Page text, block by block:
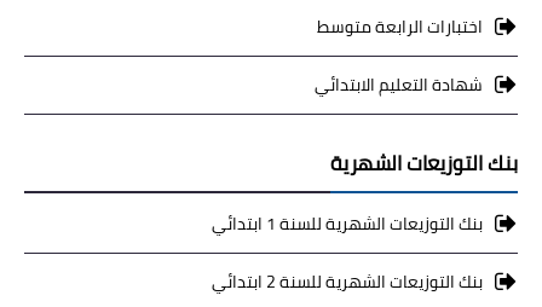
اختبارات الرابعة متوسط
شهادة التعليم الابتدائي
بنك التوزيعات الشهرية
بنك التوزيعات الشهرية للسنة 1 ابتدائي
بنك التوزيعات الشهرية للسنة 2 ابتدائي